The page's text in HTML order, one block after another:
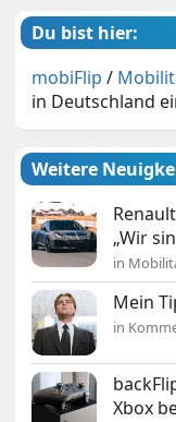
Du bist hier:
mobiFlip /
in Deutschland
Weitere
„Wir
in
Mein
in
Xbox